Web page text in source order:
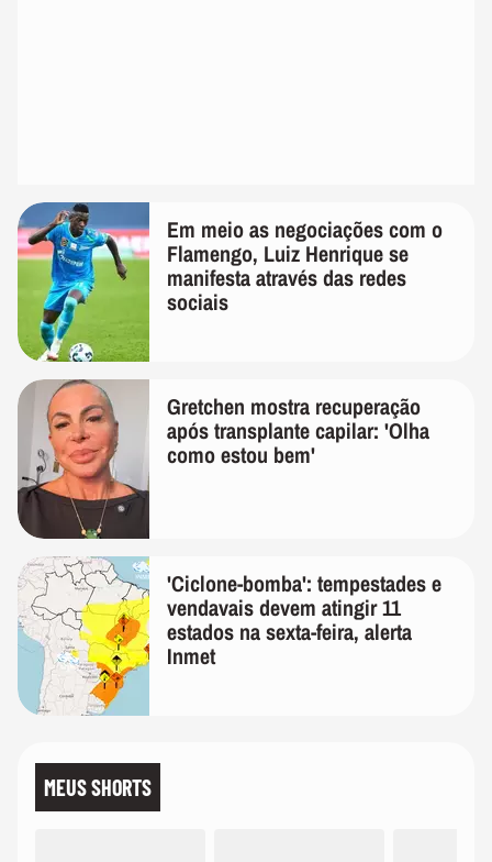
Em meio as negociações com o
Flamengo, Luiz Henrique se
manifesta através das redes
sociais
Gretchen mostra recuperação
após transplante capilar: 'Olha
como estou bem'
'Ciclone-bomba': tempestades e
vendavais devem atingir 11
estados na sexta-feira, alerta
Inmet
MEUS SHORTS